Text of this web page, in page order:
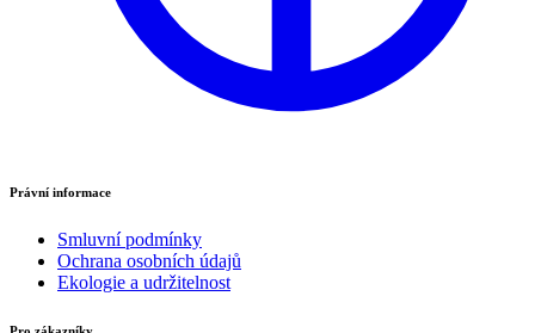
Právní informace
Smluvní podmínky
Ochrana osobních údajů
Ekologie a udržitelnost